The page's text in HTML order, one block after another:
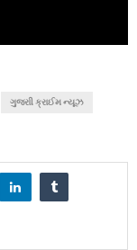
ગુજરાી ક્રાઈમ ન્યૂઝ